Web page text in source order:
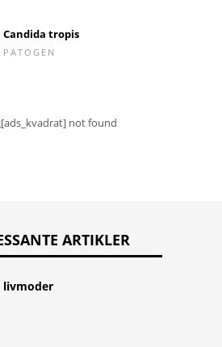
Candida tropis
PATOGEN
not found
ARTIKLER
livmoder